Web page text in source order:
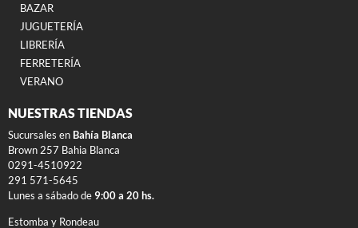
BAZAR
JUGUETERÍA
LIBRERÍA
FERRETERÍA
VERANO
NUESTRAS TIENDAS
Sucursales en Bahía Blanca
Brown 257 Bahia Blanca
0291-4510922
291 571-5645
Lunes a sábado de 9:00 a 20 hs.
Estomba y Rondeau